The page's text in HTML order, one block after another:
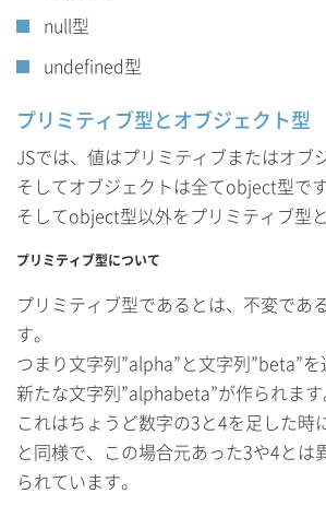
null型
undefined型
プリミティブ型とオブジェクト型
JSでは、値はプリミティブまたはオブ
そしてオブジェクトは全てobject型です
そしてobject型以外をプリミティブ型
プリミティブ型について
プリミティブ型であるとは、不変であ
す。
つまり文字列”alpha”と文字列”beta”を
新たな文字列”alphabeta”が作られます
これはちょうど数字の3と4を足した時
と同様で、この場合元あった3や4とは
られています。